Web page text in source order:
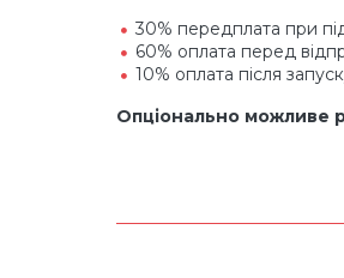
30% передплата при
60% оплата перед
10% оплата після
Опціонально можливе